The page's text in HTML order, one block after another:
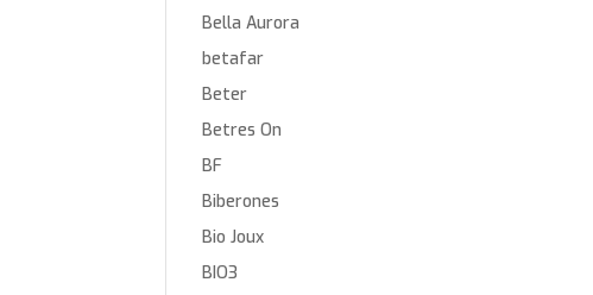
Bella Aurora
betafar
Beter
Betres On
BF
Biberones
Bio Joux
BIO3